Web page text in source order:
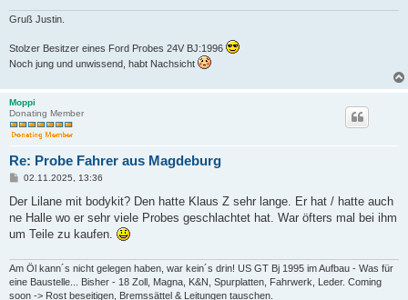
Gruß Justin.
Stolzer Besitzer eines Ford Probes 24V BJ:1996
Noch jung und unwissend, habt Nachsicht
Moppi
Donating Member
Re: Probe Fahrer aus Magdeburg
B
i
r
a
02.11.2025, 13:36
Der Lilane mit bodykit? Den hatte Klaus Z sehr lange. Er hat / hatte auch
ne Halle wo er sehr viele Probes geschlachtet hat. War öfters mal bei ihm
um Teile zu kaufen.
Am Öl kann´s nicht gelegen haben, war kein´s drin! US GT Bj 1995 im Aufbau - Was für
eine Baustelle... Bisher - 18 Zoll, Magna, K&N, Spurplatten, Fahrwerk, Leder. Coming
soon -> Rost beseitigen, Bremssättel & Leitungen tauschen.